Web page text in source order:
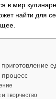
в мир
найти для
творчество